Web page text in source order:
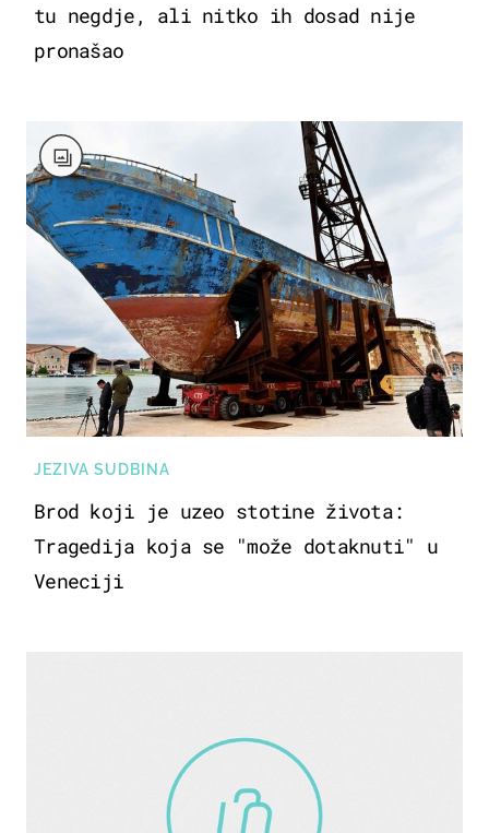
tu negdje, ali nitko ih dosad nije
pronašao
JEZIVA SUDBINA
Brod koji je uzeo stotine života:
Tragedija koja se "može dotaknuti" u
Veneciji